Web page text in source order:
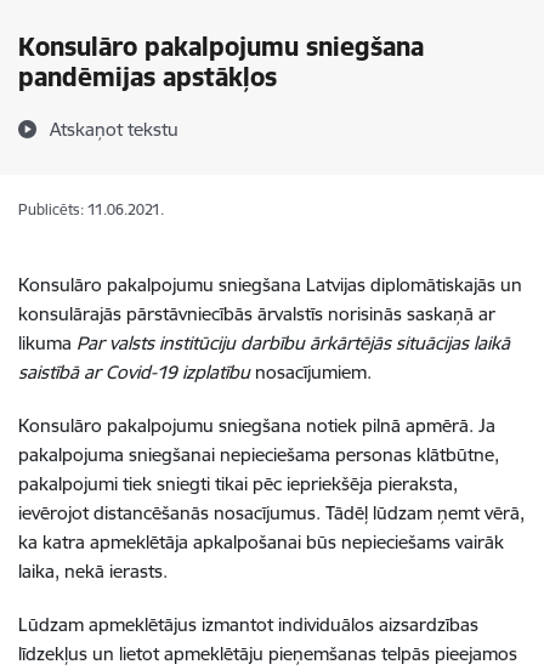
Konsulāro pakalpojumu sniegšana
pandēmijas apstākļos
Atskaņot tekstu
Publicēts: 11.06.2021.
Konsulāro pakalpojumu sniegšana Latvijas diplomātiskajās un
konsulārajās pārstāvniecībās ārvalstīs norisinās saskaņā ar
likuma Par valsts institūciju darbību ārkārtējās situācijas laikā
saistībā ar Covid-19 izplatībunosacījumiem.
Konsulāro pakalpojumu sniegšana notiek pilnā apmērā. Ja
pakalpojuma sniegšanai nepieciešama personas klātbūtne,
pakalpojumi tiek sniegti tikai pēc iepriekšēja pieraksta,
ievērojot distancēšanās nosacījumus. Tādēļ lūdzam ņemt vērā,
ka katra apmeklētāja apkalpošanai būs nepieciešams vairāk
laika, nekā ierasts.
Lūdzam apmeklētājus izmantot individuālos aizsardzības
līdzekļus un lietot apmeklētāju pieņemšanas telpās pieejamos